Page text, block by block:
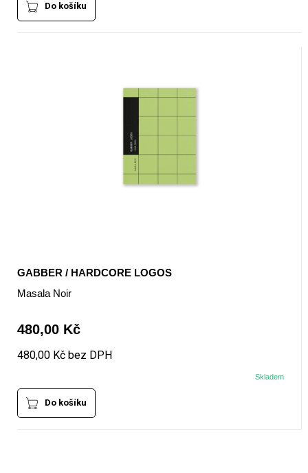
Do košíku
GABBER / HARDCORE LOGOS
Masala Noir
480,00 Kč
480,00 Kč bez DPH
Skladem
Do košíku